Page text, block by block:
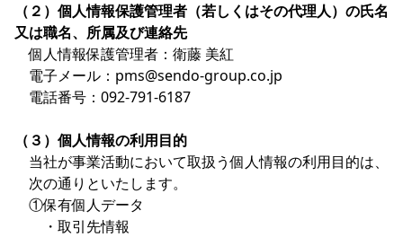
（２）個人情報保護管理者（若しくはその代理人）の氏名
又は職名、所属及び連絡先
個人情報保護管理者：衛藤 美紅
電子メール：pms@sendo-group.co.jp
電話番号：092-791-6187
（３）個人情報の利用目的
当社が事業活動において取扱う個人情報の利用目的は、
次の通りといたします。
①保有個人データ
・取引先情報